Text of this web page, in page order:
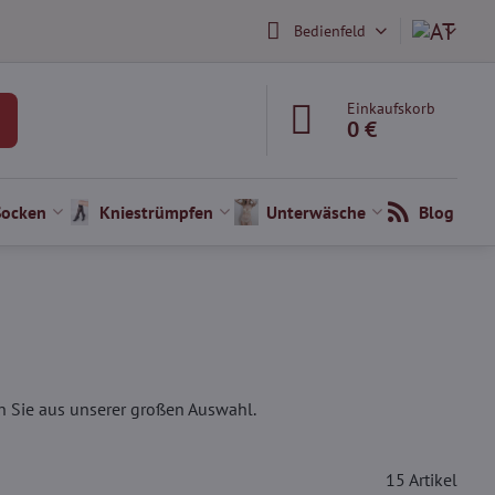
Bedienfeld
Einkaufskorb
0 €
Kniestrümpfen Unterwäsche Blog
aus unserer großen Auswahl.
15 Artikel